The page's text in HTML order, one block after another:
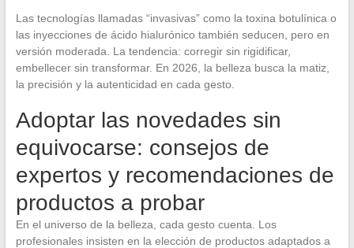
Las tecnologías llamadas “invasivas” como la toxina botulínica o
las inyecciones de ácido hialurónico también seducen, pero en
versión moderada. La tendencia: corregir sin rigidificar,
embellecer sin transformar. En 2026, la belleza busca la matiz,
la precisión y la autenticidad en cada gesto.
Adoptar las novedades sin
equivocarse: consejos de
expertos y recomendaciones de
productos a probar
En el universo de la belleza, cada gesto cuenta. Los
profesionales insisten en la elección de productos adaptados a